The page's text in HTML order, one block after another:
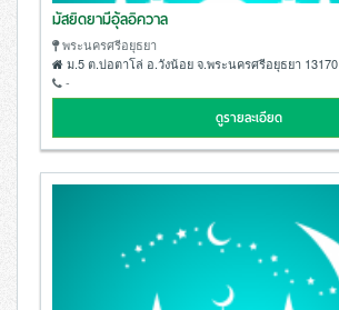
มัสยิดยามีอุ้ลอิควาล
พระนครศรีอยุธยา
ม.5 ต.บ่อตาโล่ อ.วังน้อย จ.พระนครศรีอยุธยา 13170
-
ดูรายละเอียด